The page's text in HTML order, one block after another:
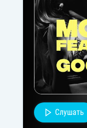
Слушать